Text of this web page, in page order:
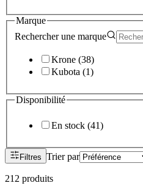
Marque
Rechercher une marque
Krone (38)
Kubota (1)
Disponibilité
En stock (41)
Filtres Trier par
212 produits